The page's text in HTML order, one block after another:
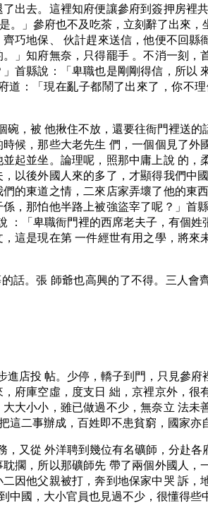
出去。這裡知府便讓參府到簽押房裡
」參府也不及吃茶，立刻辭了出來
巧地保、 伙計趕來送信，他便不回縣
」知府無奈，只得罷手 。不消一刻，
首縣說：「卑職也是剛剛得信，所以
：「現在亂子都鬧了出來了，你不
，被 他揪住不放，還要往衙門裡送
候，那些大老先生 們，一個個見了外
起並坐。論理呢，照那中庸上說 的，
以後外國人來的多了，才顯得我們中
的東道之情，二來店家弄壞了他的東
，那怕他半路上被強盜宰了呢？」首
「卑職衙門裡的西席老夫子，有個
這是現在第 一件經世有用之學，將來
話。張 師爺也高興的了不得。三人會
店投 帖。少停，轎子到門，只見參
府庫空虛，度支日 絀，京裡京外，很
大小小，雖已做過不少，無奈立 法未
二事辦成，百姓即不患貧窮，國家亦
又從 外洋聘到幾位有名礦師，分赴
擱，所以那礦師先 帶了兩個外國人，
因他父親被打，奔到地保家中哭 訴，
國，大小官員也見過不少，很懂得些